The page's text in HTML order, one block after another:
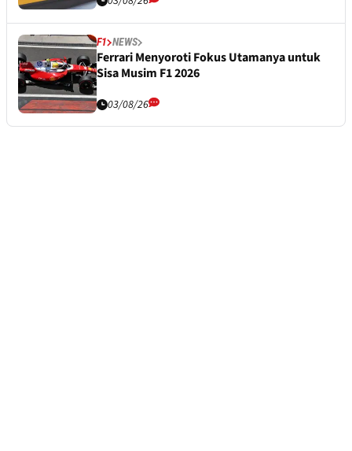
F1 NEWS
Ferrari Menyoroti Fokus Utamanya untuk
Sisa Musim F1 2026
03/08/26